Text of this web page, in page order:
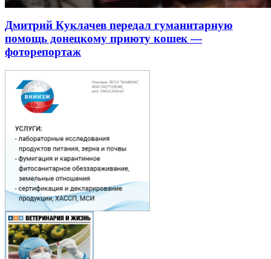
Дмитрий Куклачев передал гуманитарную
помощь донецкому приюту кошек —
фоторепортаж